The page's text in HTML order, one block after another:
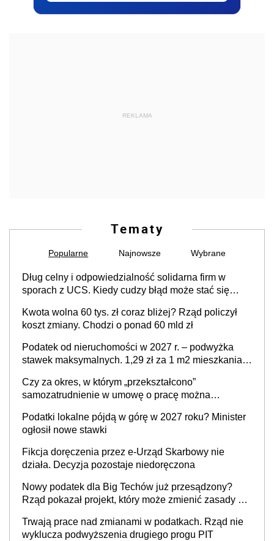
REKLAMA
Tematy
Popularne Najnowsze Wybrane
Dług celny i odpowiedzialność solidarna firm w
sporach z UCS. Kiedy cudzy błąd może stać się
Kwota wolna 60 tys. zł coraz bliżej? Rząd policzył
koszt zmiany. Chodzi o ponad 60 mld zł
Podatek od nieruchomości w 2027 r. – podwyżka
stawek maksymalnych. 1,29 zł za 1 m2 mieszkania,
prowadzeniem działalności gospodarczej
Czy za okres, w którym „przekształcono”
samozatrudnienie w umowę o pracę można
cywilnoprawnej jedynym racjonalnym wyjściem
Podatki lokalne pójdą w górę w 2027 roku? Minister
ogłosił nowe stawki
Fikcja doręczenia przez e-Urząd Skarbowy nie
działa. Decyzja pozostaje niedoręczona
Nowy podatek dla Big Techów już przesądzony?
Rząd pokazał projekt, który może zmienić zasady gry
Trwają prace nad zmianami w podatkach. Rząd nie
wyklucza podwyższenia drugiego progu PIT